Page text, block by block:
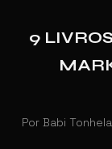
9
Por Babi